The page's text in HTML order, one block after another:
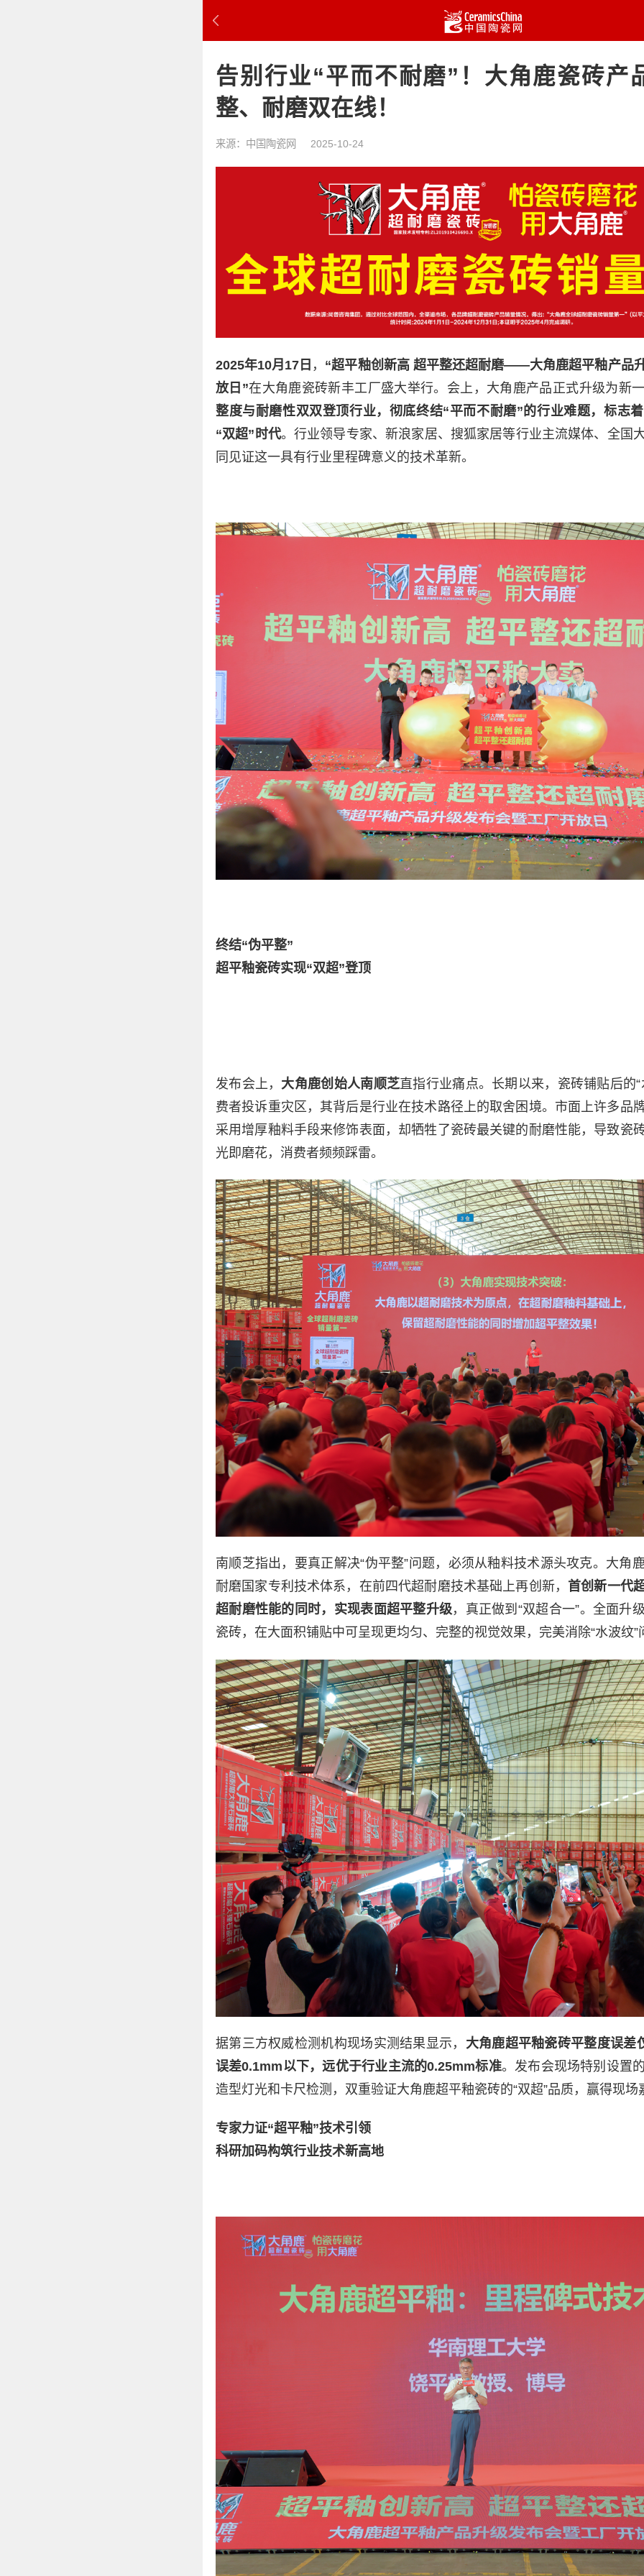
告别行业“平而不耐磨”！大角鹿瓷砖产
整、耐磨双在线！
来源：中国陶瓷网 2025-10-24
2025年10月17日 ， “超平釉创新高 超平整还超耐磨——大角鹿超平釉产品
放日”在大角鹿瓷砖新丰工厂盛大举行。会上，大角鹿产品正式升级为新
整度与耐磨性双双登顶行业， 彻底终结“平而不耐磨”的行业难题，标志
“双超”时代。行业领导专家、新浪家居、搜狐家居等行业主流媒体、全国
同见证这一具有行业里程碑意义的技术革新。
终结“伪平整”
超平釉瓷砖实现“双超”登顶
发布会上， 大角鹿创始人南顺芝直指行业痛点。长期以来，瓷砖铺贴后的
费者投诉重灾区，其背后是行业在技术路径上的取舍困境。市面上许多品
采用增厚釉料手段来修饰表面，却牺牲了瓷砖最关键的耐磨性能，导致瓷
光即磨花，消费者频频踩雷。
南顺芝指出，要真正解决“伪平整”问题，必须从釉料技术源头攻克。大角
耐磨国家专利技术体系，在前四代超耐磨技术基础上再创新， 首创新一代
超耐磨性能的同时，实现表面超平整升级，真正做到“双超合一”。全面升
瓷砖，在大面积铺贴中可呈现更均匀、完整的视觉效果，完美消除“水波纹”
据第三方权威检测机构现场实测结果显示， 大角鹿超平釉瓷砖平整度误差
误差0.1mm以下，远优于行业主流的0.25mm标准。发布会现场特别设置
造型灯光和卡尺检测，双重验证大角鹿超平釉瓷砖的“双超”品质，赢得现场
专家力证“超平釉”技术引领
科研加码构筑行业技术新高地